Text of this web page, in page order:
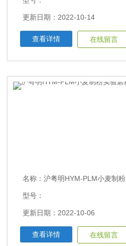
更新日期：2022-10-14
查看详情 在线留言
名称： 沪粤明HYM-PLM小麦制粉实验磨粉机
型号：
更新日期：2022-10-06
查看详情 在线留言